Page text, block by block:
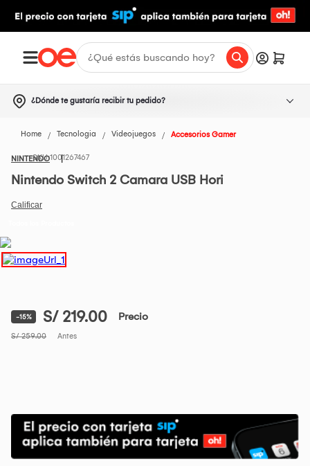
¿Dónde te gustaría recibir tu pedido?
Home Tecnologia Videojuegos Accesorios Gamer
NINTENDO1001267467
Nintendo Switch 2 Camara USB Hori
-15% S/ 219.00 Precio
S/ 259.00 Antes